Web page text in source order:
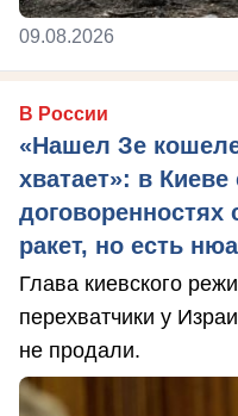
09.08.2026
В России
«Нашел Зе
хватает»: в
ракет, но есть
Глава киевского
перехватчики у
не продали.